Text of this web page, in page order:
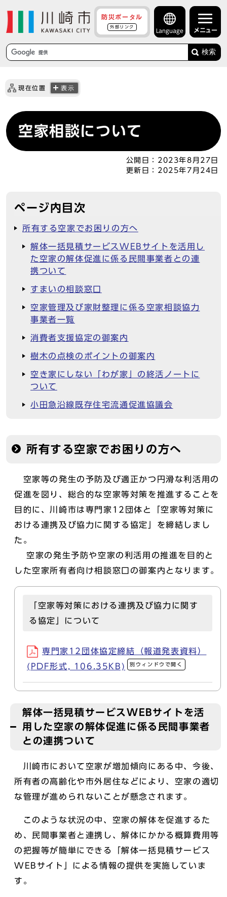
防災ポータル
外部リンク
Language メニュー
検索
現在位置 表示
空家相談について
公開日： 2023年8月27日
更新日： 2025年7月24日
ページ内目次
所有する空家でお困りの方へ
解体一括見積サービスWEBサイトを活用し
た空家の解体促進に係る民間事業者との連
携ついて
すまいの相談窓口
空家管理及び家財整理に係る空家相談協力
事業者一覧
消費者支援協定の御案内
樹木の点検のポイントの御案内
空き家にしない「わが家」の終活ノートに
ついて
小田急沿線既存住宅流通促進協議会
所有する空家でお困りの方へ
空家等の発生の予防及び適正かつ円滑な利活用の
促進を図り、総合的な空家等対策を推進することを
目的に、川崎市は専門家12団体と「空家等対策に
おける連携及び協力に関する協定」を締結しまし
た。
空家の発生予防や空家の利活用の推進を目的と
した空家所有者向け相談窓口の御案内となります。
「空家等対策における連携及び協力に関す
る協定」について
専門家12団体協定締結（報道発表資料）
(PDF形式, 106.35KB)
別ウィンドウで開く
解体一括見積サービスWEBサイトを活
用した空家の解体促進に係る民間事業者
との連携ついて
川崎市において空家が増加傾向にある中、今後、
所有者の高齢化や市外居住などにより、空家の適切
な管理が進められないことが懸念されます。
このような状況の中、空家の解体を促進するた
め、民間事業者と連携し、解体にかかる概算費用等
の把握等が簡単にできる「解体一括見積サービス
WEBサイト」による情報の提供を実施していま
す。